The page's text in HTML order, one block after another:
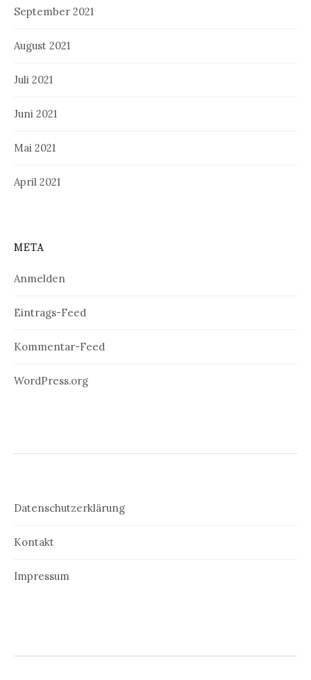
September 2021
August 2021
Juli 2021
Juni 2021
Mai 2021
April 2021
META
Anmelden
Eintrags-Feed
Kommentar-Feed
WordPress.org
Datenschutzerklärung
Kontakt
Impressum